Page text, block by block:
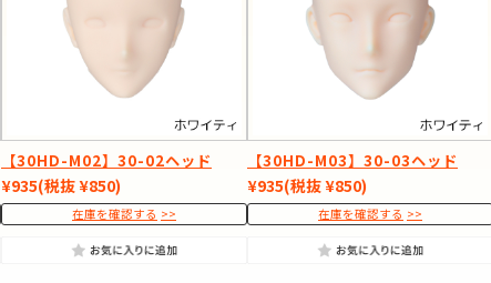
【30HD-M02】30-02ヘッド
¥935(税抜 ¥850)
在庫を確認する
【30HD-M03】30-03ヘッド
¥935(税抜 ¥850)
在庫を確認する